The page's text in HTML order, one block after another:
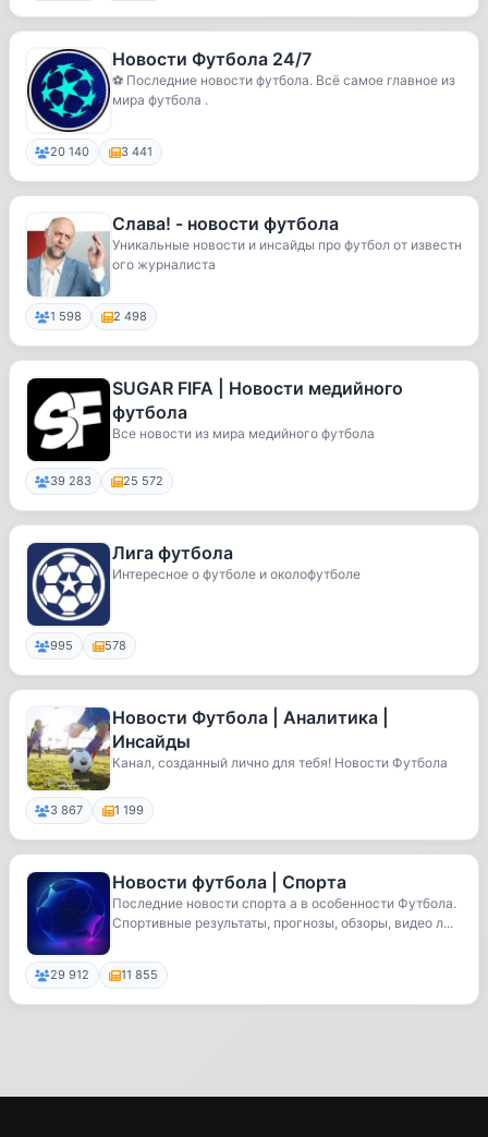
Новости Футбола 24/7
⚽️ Последние новости футбола. Всё самое главное из
мира футбола .
20 140 3 441
Слава! - новости футбола
Уникальные новости и инсайды про футбол от известн
ого журналиста
1 598 2 498
SUGAR FIFA | Новости медийного
футбола
Все новости из мира медийного футбола
39 283 25 572
Лига футбола
Интересное о футболе и околофутболе
995 578
Новости Футбола | Аналитика |
Инсайды
Канал, созданный лично для тебя! Новости Футбола
3 867 1 199
Новости футбола | Спорта
Последние новости спорта а в особенности Футбола.
Спортивные результаты, прогнозы, обзоры, видео л...
29 912 11 855